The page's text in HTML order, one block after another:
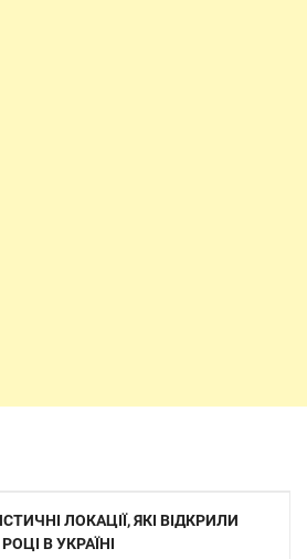
ЛОКАЦІЇ, ЯКІ ВІДКРИЛИ
В УКРАЇНІ